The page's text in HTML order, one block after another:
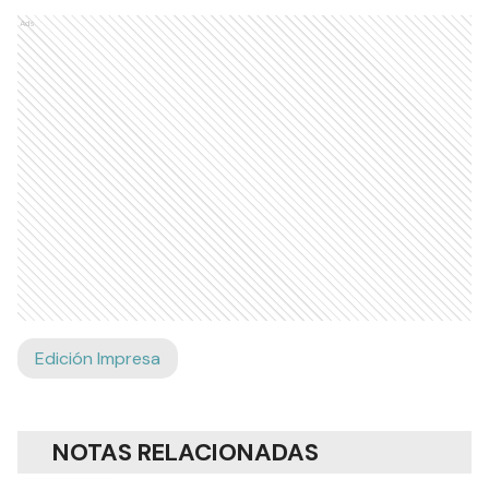
Ads
Edición Impresa
NOTAS RELACIONADAS